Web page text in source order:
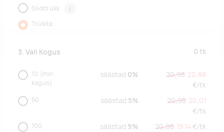
Siiditrükk i
Trükita
3. Vali Kogus 0 tk
10 (min.
kogus)
säästad 0% 20,98 20,88
€/tk
50 säästad 5% 20,98 20,01
€/tk
100 säästad 9% 20,98 19,14 €/tk